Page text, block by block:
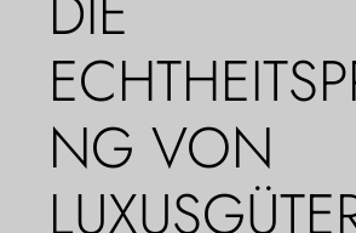
NG VON